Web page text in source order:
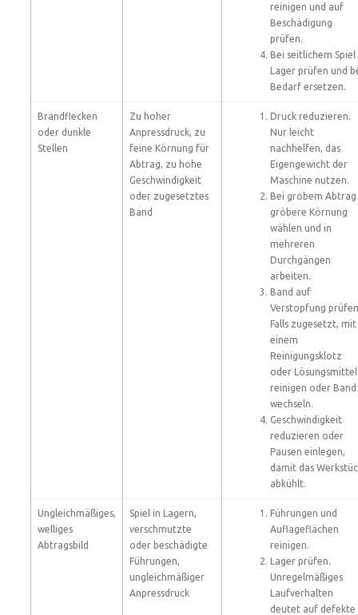
reinigen und auf
Beschädigung
prüfen.
Bei seitlichem Spiel
Lager prüfen und
Bedarf ersetzen.
Brandflecken
oder dunkle
Stellen
Zu hoher
Anpressdruck, zu
feine Körnung für
Abtrag, zu hohe
Geschwindigkeit
oder zugesetztes
Band
Druck reduzieren.
Nur leicht
nachhelfen, das
Eigengewicht der
Maschine nutzen.
Bei grobem Abtrag
gröbere Körnung
wählen und in
mehreren
Durchgängen
arbeiten.
Band auf
Verstopfung
Falls zugesetzt, mit
einem
Reinigungsklotz
oder Lösungsmittel
reinigen oder Band
wechseln.
Geschwindigkeit
reduzieren oder
Pausen einlegen,
damit das
abkühlt.
Ungleichmäßiges,
welliges
Abtragsbild
Spiel in Lagern,
verschmutzte
oder beschädigte
Führungen,
ungleichmäßiger
Anpressdruck
Führungen und
Auflageflächen
reinigen.
Lager prüfen.
Unregelmäßiges
Laufverhalten
deutet auf defekte